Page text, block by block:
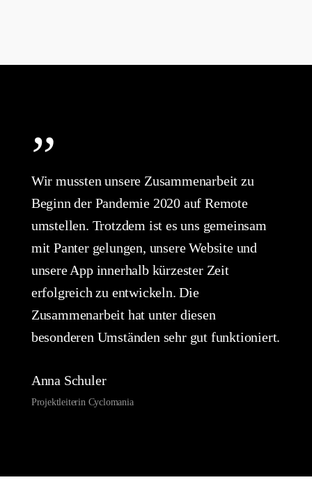
”
Wir mussten unsere Zusammenarbeit zu
Beginn der Pandemie 2020 auf Remote
umstellen. Trotzdem ist es uns gemeinsam
mit Panter gelungen, unsere Website und
unsere App innerhalb kürzester Zeit
erfolgreich zu entwickeln. Die
Zusammenarbeit hat unter diesen
besonderen Umständen sehr gut funktioniert.
Anna Schuler
Projektleiterin Cyclomania